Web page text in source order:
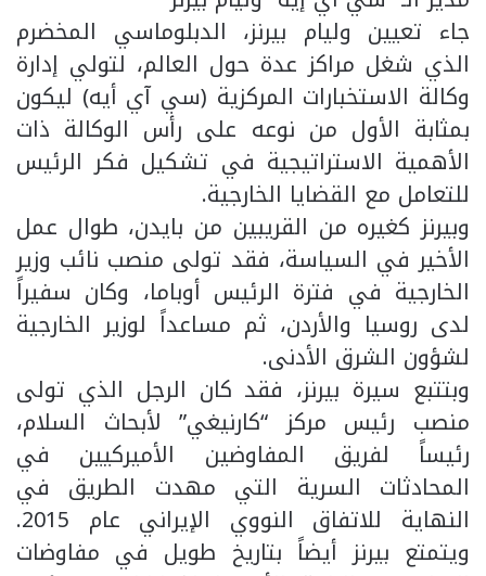
جاء تعيين وليام بيرنز، الدبلوماسي المخضرم
الذي شغل مراكز عدة حول العالم، لتولي إدارة
وكالة الاستخبارات المركزية (سي آي أيه) ليكون
بمثابة الأول من نوعه على رأس الوكالة ذات
الأهمية الاستراتيجية في تشكيل فكر الرئيس
للتعامل مع القضايا الخارجية.
وبيرنز كغيره من القريبين من بايدن، طوال عمل
الأخير في السياسة، فقد تولى منصب نائب وزير
الخارجية في فترة الرئيس أوباما، وكان سفيراً
لدى روسيا والأردن، ثم مساعداً لوزير الخارجية
لشؤون الشرق الأدنى.
وبتتبع سيرة بيرنز، فقد كان الرجل الذي تولى
منصب رئيس مركز “كارنيغي” لأبحاث السلام،
رئيساً لفريق المفاوضين الأميركيين في
المحادثات السرية التي مهدت الطريق في
النهاية للاتفاق النووي الإيراني عام 2015.
ويتمتع بيرنز أيضاً بتاريخ طويل في مفاوضات